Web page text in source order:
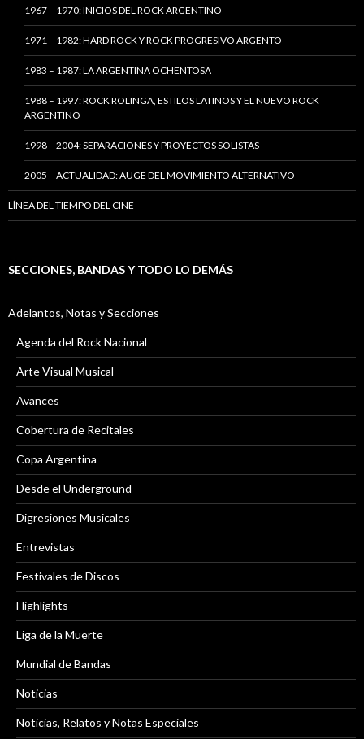
1967 – 1970: INICIOS DEL ROCK ARGENTINO
1971 – 1982: HARD ROCK Y ROCK PROGRESIVO ARGENTO
1983 – 1987: LA ARGENTINA OCHENTOSA
1988 – 1997: ROCK ROLINGA, ESTILOS LATINOS Y EL NUEVO ROCK
ARGENTINO
1998 – 2004: SEPARACIONES Y PROYECTOS SOLISTAS
2005 – ACTUALIDAD: AUGE DEL MOVIMIENTO ALTERNATIVO
LÍNEA DEL TIEMPO DEL CINE
SECCIONES, BANDAS Y TODO LO DEMÁS
Adelantos, Notas y Secciones
Agenda del Rock Nacional
Arte Visual Musical
Avances
Cobertura de Recitales
Copa Argentina
Desde el Underground
Digresiones Musicales
Entrevistas
Festivales de Discos
Highlights
Liga de la Muerte
Mundial de Bandas
Noticias
Noticias, Relatos y Notas Especiales